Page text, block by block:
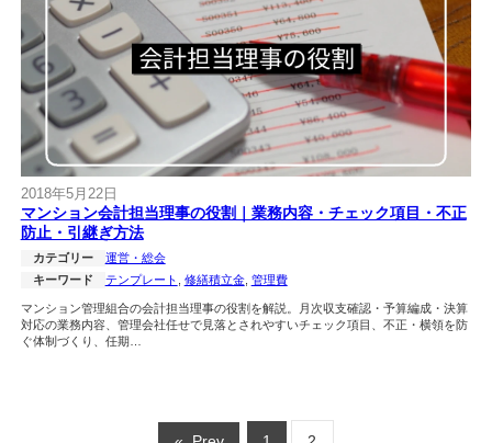
2018年5月22日
マンション会計担当理事の役割｜業務内容・チェック項目・不正
防止・引継ぎ方法
カテゴリー
運営・総会
キーワード
テンプレート 修繕積立金, 管理費
マンション管理組合の会計担当理事の役割を解説。月次収支確認・予算編成・決算
対応の業務内容、管理会社任せで見落とされやすいチェック項目、不正・横領を防
ぐ体制づくり、任期…